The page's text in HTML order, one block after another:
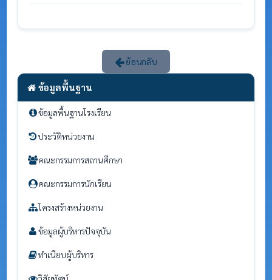
ข้อมูลพื้นฐาน
ข้อมูลพื้นฐานโรงเรียน
ประวัติหน่วยงาน
คณะกรรมการสถานศึกษา
คณะกรรมการนักเรียน
โครงสร้างหน่วยงาน
ข้อมูลผู้บริหารปัจจุบัน
ทำเนียบผู้บริหาร
ย้อนกลับ